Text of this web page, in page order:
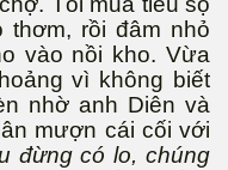
thơm, rồi đâm nhỏ
vào nồi kho. Vừa
vì không biết
nhờ anh Diên và
mượn cái cối với
đừng có lo, chúng